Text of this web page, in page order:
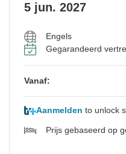
5 jun. 2027
Engels
Gegarandeerd
Vanaf:
Aanmelden to unlock
Prijs gebaseerd op